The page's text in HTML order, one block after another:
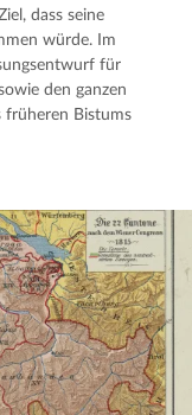
dass seine
würde. Im
für
den ganzen
früheren Bistums